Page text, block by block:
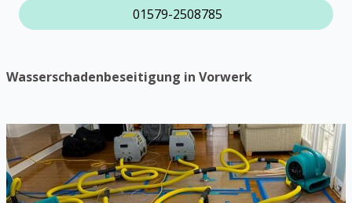
01579-2508785
Wasserschadenbeseitigung in Vorwerk